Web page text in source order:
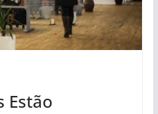
Estão